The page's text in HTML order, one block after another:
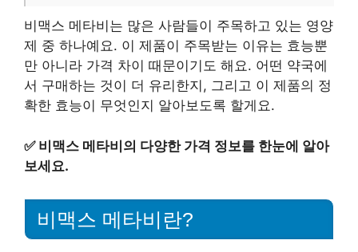
비맥스 메타비는 많은 사람들이 주목하고 있는 영양
제 중 하나예요. 이 제품이 주목받는 이유는 효능뿐
만 아니라 가격 차이 때문이기도 해요. 어떤 약국에
서 구매하는 것이 더 유리한지, 그리고 이 제품의 정
확한 효능이 무엇인지 알아보도록 할게요.
✅ 비맥스 메타비의 다양한 가격 정보를 한눈에 알아
보세요.
비맥스 메타비란?